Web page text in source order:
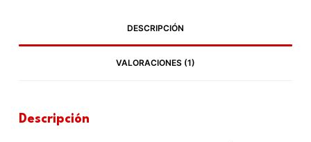
DESCRIPCIÓN
VALORACIONES (1)
Descripción